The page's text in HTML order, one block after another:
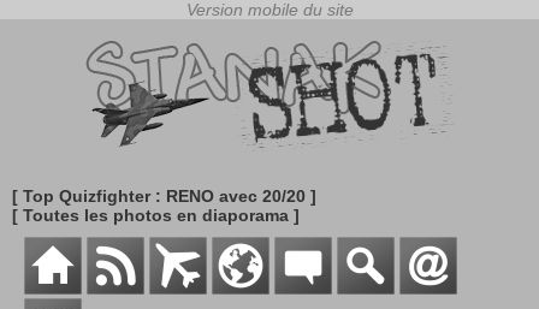
[ Top Quizfighter : RENO avec 20/20 ]
[ Toutes les photos en diaporama ]